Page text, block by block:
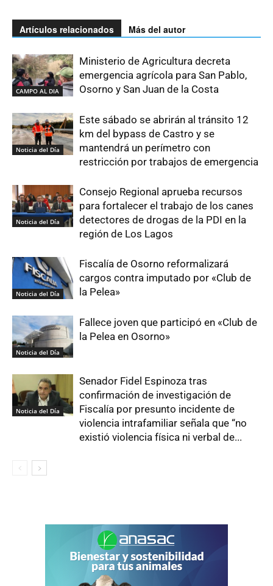
Artículos relacionados Más del autor
CAMPO AL DIA
Ministerio de Agricultura decreta
emergencia agrícola para San Pablo,
Osorno y San Juan de la Costa
Noticia del Día
Este sábado se abrirán al tránsito 12
km del bypass de Castro y se
mantendrá un perímetro con
restricción por trabajos de emergencia
Noticia del Día
Consejo Regional aprueba recursos
para fortalecer el trabajo de los canes
detectores de drogas de la PDI en la
región de Los Lagos
Noticia del Día
Fiscalía de Osorno reformalizará
cargos contra imputado por «Club de
la Pelea»
Noticia del Día
Fallece joven que participó en «Club de
la Pelea en Osorno»
Noticia del Día
Senador Fidel Espinoza tras
confirmación de investigación de
Fiscalía por presunto incidente de
violencia intrafamiliar señala que “no
existió violencia física ni verbal de...